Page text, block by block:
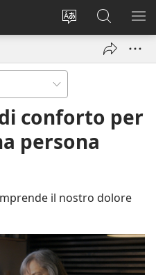
Modificare
Accedi
(apre
finestra)
Cerca
in
JW.ORG
conforto per
persona
il nostro dolore